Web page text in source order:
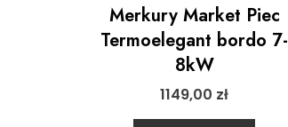
Merkury Market Piec
Termoelegant bordo 7-
8kW
1149,00 zł